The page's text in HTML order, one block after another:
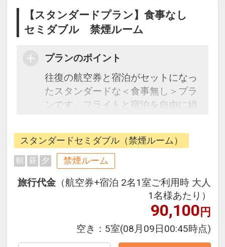
【スタンダードプラン】食事なし
セミダブル 禁煙ルーム
プランのポイント
往復の航空券と宿泊がセットになっ
たスタンダードな＜食事無し＞プラ
ンです。フライトと宿泊を自由に組
ージだから、一都市滞在はもちろん
周遊旅行にも最適！
旅行期間中の1泊だけの宿泊や延
泊・飛び泊なども自由自在です。
フライトは、安心のJAL（または
JALグループ）確約！フライトマイ
オプションでレンタカーや現地交
通・体験プランなどの追加（同時予
スタンダードセミダブル（禁煙ルーム）
朝 昼 夕 禁煙ルーム
旅行代金 （航空券+宿泊 2名1室ご利用時 大人
1名様あたり）
90,100円
空き： 5室(08月09日00:45時点)